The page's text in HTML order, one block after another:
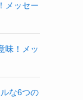
メッセー
味！メッ
な6つの